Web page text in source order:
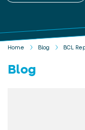
Home Blog BCL
Blog